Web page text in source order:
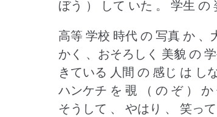
ぼう ） して いた 。
学生 の
高等 学校 時代 の 写真 か
かく 、おそろしく 美貌 の 学
きている 人間 の 感じ は し
ハンケチ を 覗 （ の ぞ ） か
そうして 、 やはり 、 笑って